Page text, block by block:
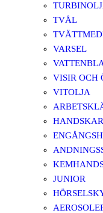
TVÅL
VARSEL
VISIR OCH
VITOLJA
HANDSKAR
JUNIOR